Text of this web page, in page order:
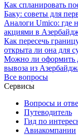
Как спланировать
Баку: советы для
Аналоги Umico: где
акциями в
Как пересечь
открыта ли она для
Можно ли оформить
вывоза из
Все вопросы
Сервисы
Вопросы и
Путеводитель
Гид по
Авиакомпании